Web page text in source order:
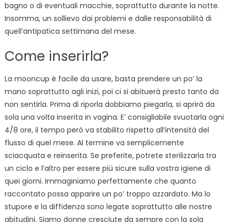
bagno o di eventuali macchie, soprattutto durante la notte.
Insomma, un sollievo dai problemi e dalle responsabilità di
quell’antipatica settimana del mese.
Come inserirla?
La mooncup è facile da usare, basta prendere un po’ la
mano soprattutto agli inizi, poi ci si abituerà presto tanto da
non sentirla. Prima di riporla dobbiamo piegarla, si aprirà da
sola una volta inserita in vagina. E’ consigliabile svuotarla ogni
4/8 ore, il tempo però va stabilito rispetto all’intensità del
flusso di quel mese. Al termine va semplicemente
sciacquata e reinserita. Se preferite, potrete sterilizzarla tra
un ciclo e l’altro per essere più sicure sulla vostra igiene di
quei giorni. Immaginiamo perfettamente che quanto
raccontato possa apparire un po’ troppo azzardato. Ma lo
stupore e la diffidenza sono legate soprattutto alle nostre
abitudini. Siamo donne cresciute da sempre con la sola